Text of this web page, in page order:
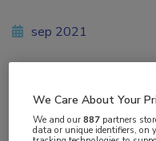
sep 2021
Vakgebieden:
Gastro-enterologie,
We Care About Your
We and our887 partners
data or unique identifiers, on